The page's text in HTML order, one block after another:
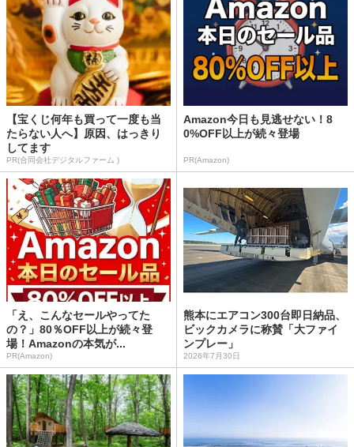
【宝くじ何年も買って一度も当
たらない人へ】原因、はっきり
してます
PR(合同会社デジタルファーム )
Amazon今日も見逃せない！8
0%OFF以上が続々登場
PR(Amazon)
「え、こんなセールやってた
の？」80％OFF以上が続々登
場！Amazonの本気が...
PR(Amazon)
熊本にエアコン300台即日納品、
ビックカメラに称賛「大ファイ
ンプレー」
2026年7月30日